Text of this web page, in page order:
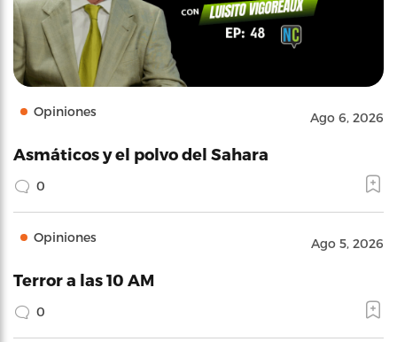
Opiniones Ago 6, 2026
Asmáticos y el polvo del Sahara
0
Opiniones Ago 5, 2026
Terror a las 10 AM
0